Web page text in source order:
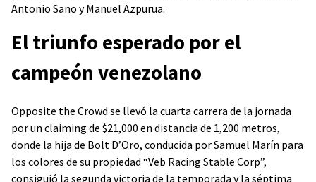
Antonio Sano y Manuel Azpurua.
El triunfo esperado por el
campeón venezolano
Opposite the Crowd se llevó la cuarta carrera de la jornada
por un claiming de $21,000 en distancia de 1,200 metros,
donde la hija de Bolt D’Oro, conducida por Samuel Marín para
los colores de su propiedad “Veb Racing Stable Corp”,
consiguió la segunda victoria de la temporada y la séptima